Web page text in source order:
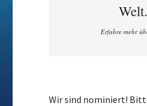
Welt.
Erfahre mehr
Wir sind nominiert!